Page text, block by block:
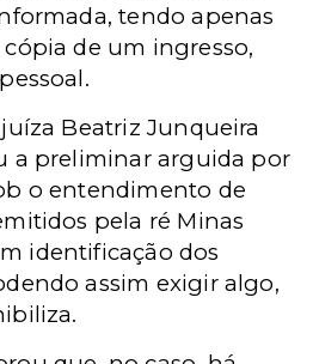
tendo apenas
de um ingresso,
Beatriz Junqueira
a preliminar arguida por
o entendimento de
pela ré Minas
identificação dos
assim exigir algo,